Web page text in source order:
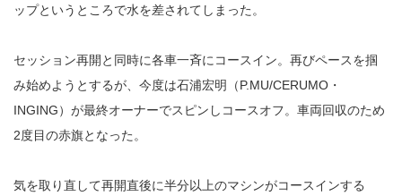
ップというところで水を差されてしまった。
セッション再開と同時に各車一斉にコースイン。再びペースを掴
み始めようとするが、今度は石浦宏明（P.MU/CERUMO・
INGING）が最終オーナーでスピンしコースオフ。車両回収のため
2度目の赤旗となった。
気を取り直して再開直後に半分以上のマシンがコースインする